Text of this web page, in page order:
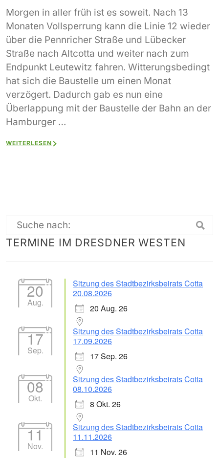
Morgen in aller früh ist es soweit. Nach 13
Monaten Vollsperrung kann die Linie 12 wieder
über die Pennricher Straße und Lübecker
Straße nach Altcotta und weiter nach zum
Endpunkt Leutewitz fahren. Witterungsbedingt
hat sich die Baustelle um einen Monat
verzögert. Dadurch gab es nun eine
Überlappung mit der Baustelle der Bahn an der
Hamburger …
WEITERLESEN
Suche
nach:
TERMINE IM DRESDNER WESTEN
20
Aug.
Sitzung des Stadtbezirksbeirats Cotta
20.08.2026
20 Aug. 26
17
Sep.
Sitzung des Stadtbezirksbeirats Cotta
17.09.2026
17 Sep. 26
08
Okt.
Sitzung des Stadtbezirksbeirats Cotta
08.10.2026
8 Okt. 26
11
Nov.
Sitzung des Stadtbezirksbeirats Cotta
11.11.2026
11 Nov. 26